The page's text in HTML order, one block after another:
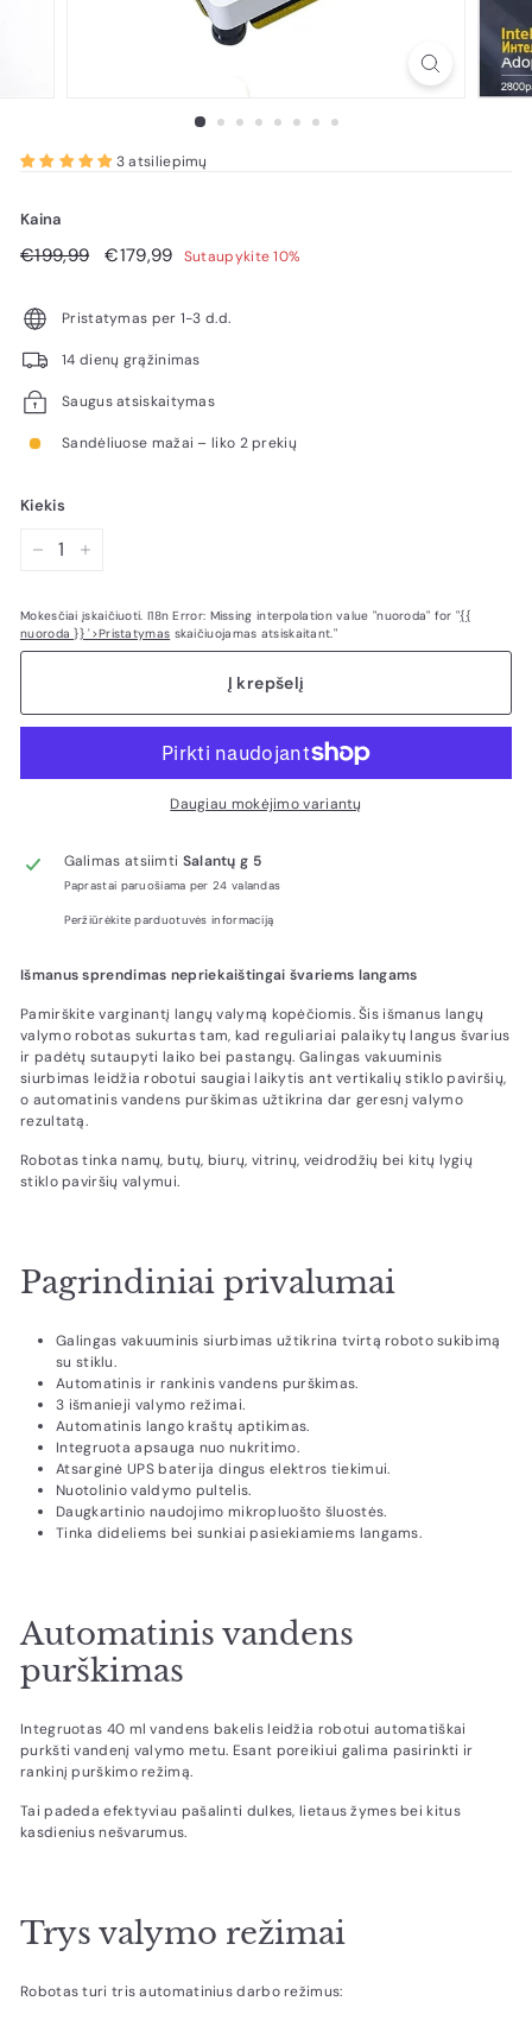
3 atsiliepimų
Kaina
Reguliari
€199,99€199,99
Pardavimo
€179,99 €179,99
Sutaupykite 10%
Pristatymas per 1-3 d.d.
14 dienų grąžinimas
Saugus atsiskaitymas
Sandėliuose mažai – liko 2 prekių
Kiekis
Mokesčiai įskaičiuoti. I18n Error: Missing interpolation value "nuoroda" for "{{
nuoroda }} '>Pristatymas skaičiuojamas atsiskaitant."
Į krepšelį
Daugiau mokėjimo variantų
Galimas atsiimti Salantų g 5
Paprastai paruošiama per 24 valandas
Peržiūrėkite parduotuvės informaciją
Išmanus sprendimas nepriekaištingai švariems langams
Pamirškite varginantį langų valymą kopėčiomis. Šis išmanus langų
valymo robotas sukurtas tam, kad reguliariai palaikytų langus švarius
ir padėtų sutaupyti laiko bei pastangų. Galingas vakuuminis
siurbimas leidžia robotui saugiai laikytis ant vertikalių stiklo paviršių,
o automatinis vandens purškimas užtikrina dar geresnį valymo
rezultatą.
Robotas tinka namų, butų, biurų, vitrinų, veidrodžių bei kitų lygių
stiklo paviršių valymui.
Pagrindiniai privalumai
Galingas vakuuminis siurbimas užtikrina tvirtą roboto sukibimą
su stiklu.
Automatinis ir rankinis vandens purškimas.
3 išmanieji valymo režimai.
Automatinis lango kraštų aptikimas.
Integruota apsauga nuo nukritimo.
Atsarginė UPS baterija dingus elektros tiekimui.
Nuotolinio valdymo pultelis.
Daugkartinio naudojimo mikropluošto šluostės.
Tinka dideliems bei sunkiai pasiekiamiems langams.
Automatinis vandens
purškimas
Integruotas 40 ml vandens bakelis leidžia robotui automatiškai
purkšti vandenį valymo metu. Esant poreikiui galima pasirinkti ir
rankinį purškimo režimą.
Tai padeda efektyviau pašalinti dulkes, lietaus žymes bei kitus
kasdienius nešvarumus.
Trys valymo režimai
Robotas turi tris automatinius darbo režimus: